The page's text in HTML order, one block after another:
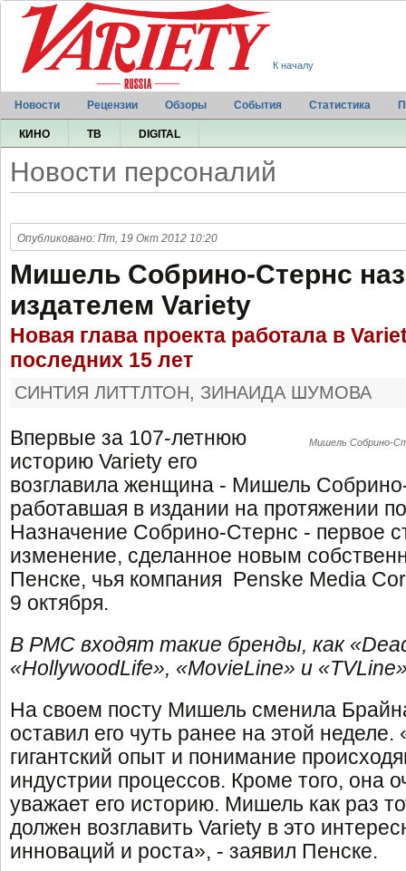
К началу
Новости Рецензии Обзоры События Статистика
КИНО ТВ DIGITAL
Новости персоналий
Опубликовано: Пт, 19 Окт 2012 10:20
Мишель Собрино-Стернс
издателем Variety
Новая глава проекта работала в
последних 15 лет
СИНТИЯ ЛИТТЛТОН, ЗИНАИДА ШУМОВА
Мишель Собрино-
Впервые за 107-летнюю
историю Variety его
возглавила женщина - Мишель
работавшая в издании на протяжении
Назначение Собрино-Стернс - первое
изменение, сделанное новым
Пенске, чья компания Penske Media
9 октября.
В PMC входят такие бренды, как «
«HollywoodLife», «MovieLine» и «
На своем посту Мишель сменила
оставил его чуть ранее на этой
гигантский опыт и понимание
индустрии процессов. Кроме того, она
уважает его историю. Мишель как раз
должен возглавить Variety в это
инноваций и роста», - заявил Пенске.